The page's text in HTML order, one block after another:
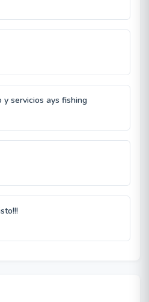
y servicios ays fishing